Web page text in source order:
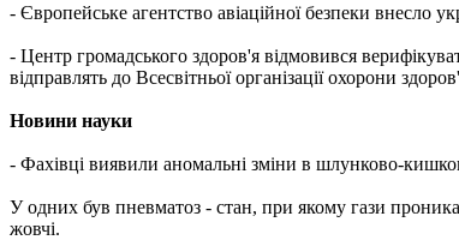
- Європейське агентство авіаційної безпеки внесло
- Центр громадського здоров'я відмовився
відправлять до Всесвітньої організації охорони
Новини науки
- Фахівці виявили аномальні зміни в шлунково-
У одних був пневматоз - стан, при якому гази
жовчі.